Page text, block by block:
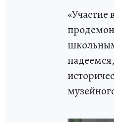
«Участие